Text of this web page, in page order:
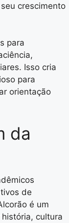
crescimento
para
Isso cria
para
orientação
da
de
é um
cultura